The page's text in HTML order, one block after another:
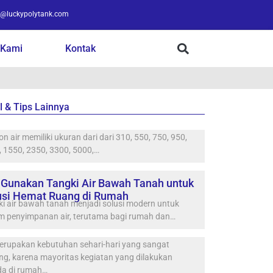
Kontak
& Tips Lainnya
air memiliki ukuran dari dari 310, 550, 750, 950,
1550, 2350, 3300, 5000,…
Tangki Air Bawah Tanah untuk
Hemat Ruang di Rumah
air bawah tanah menjadi solusi modern untuk
penyimpanan air, terutama bagi rumah dan…
kebutuhan sehari-hari yang sangat
karena mayoritas kegiatan yang dilakukan
di rumah…